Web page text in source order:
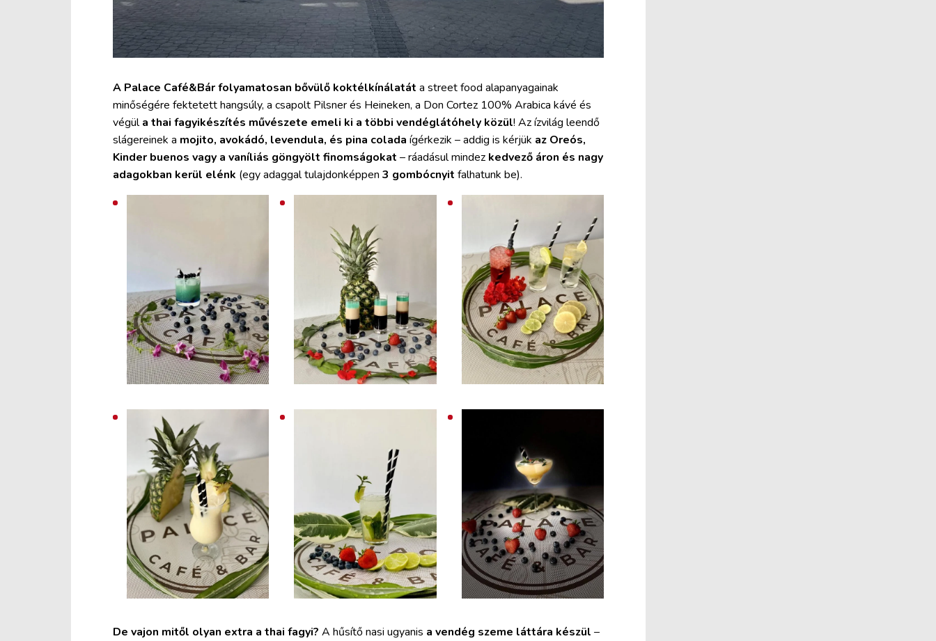
A Palace Café&Bár folyamatosan bővülő koktélkínálatát a street food alapanyagainak
minőségére fektetett hangsúly, a csapolt Pilsner és Heineken, a Don Cortez 100% Arabica kávé és
végüla thai fagyikészítés művészete emeli ki a többi vendéglátóhely közül! Az ízvilág leendő
slágereinek a mojito, avokádó, levendula, és pina colada ígérkezik – addig is kérjük az Oreós,
Kinder buenos vagy a vaníliás göngyölt finomságokat – ráadásul mindez kedvező áron és nagy
adagokban kerül elénk (egy adaggal tulajdonképpen 3 gombócnyit falhatunk be).
De vajon mitől olyan extra a thai fagyi? A hűsítő nasi ugyanis a vendég szeme láttára készül –